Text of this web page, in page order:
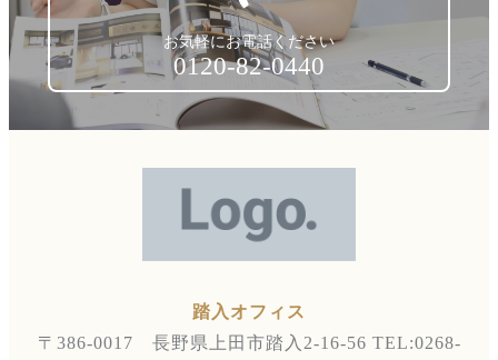
お気軽にお電話ください
0120-82-0440
踏入オフィス
〒386-0017 長野県上田市踏入2-16-56 TEL:0268-